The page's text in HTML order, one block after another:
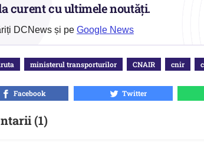
curent cu ultimele noutăți.
DCNews și pe Google News
ministerul transporturilor CNAIR cnir
Facebook Twitter
(1)